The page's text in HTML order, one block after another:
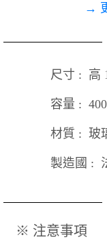
→
尺寸 : 高
容量 :
材質 : 玻
製造國 :
※ 注意事項